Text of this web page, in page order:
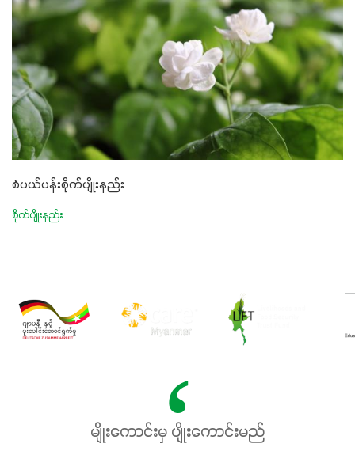
စံပယ်ပန်းစိုက်ပျိုးနည်း
စိုက်ပျိုးနည်း
မျိုးကောင်းမှ ပျိုးကောင်းမည်